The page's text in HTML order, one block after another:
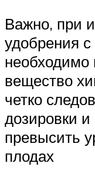
Важно, при
удобрения
необходимо
вещество
четко
дозировки
превысить
плодах